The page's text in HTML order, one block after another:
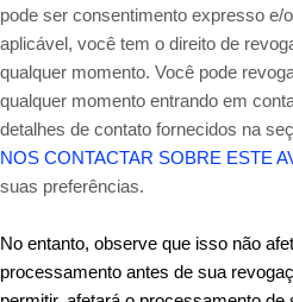
pode ser consentimento expresso e/
aplicável, você tem o direito de
qualquer momento. Você pode
qualquer momento entrando em
detalhes de contato fornecidos na
NOS CONTACTAR SOBRE ESTE
suas preferências.
No entanto, observe que isso não
processamento antes de sua